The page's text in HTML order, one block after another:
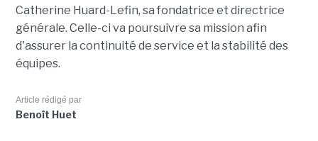
Catherine Huard-Lefin, sa fondatrice et directrice
générale. Celle-ci va poursuivre sa mission afin
d'assurer la continuité de service et la stabilité des
équipes.
Article rédigé par
Benoît Huet